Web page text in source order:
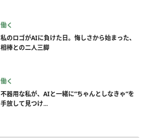
働く
私のロゴがAIに負けた日。悔しさから始まった、
相棒との二人三脚
働く
不器用な私が、AIと一緒に”ちゃんとしなきゃ”を
手放して見つけ...